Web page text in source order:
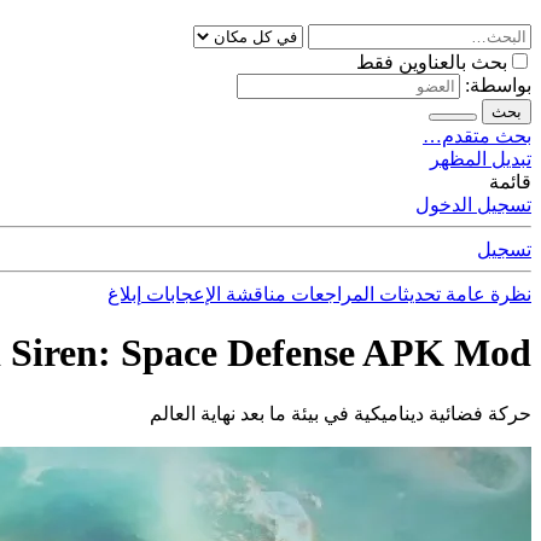
بحث بالعناوين فقط
بواسطة:
بحث
بحث متقدم…
تبديل المظهر
قائمة
تسجيل الدخول
تسجيل
نظرة عامة تحديثات المراجعات مناقشة الإعجابات إبلاغ
Siren: Space Defense APK Mod
حركة فضائية ديناميكية في بيئة ما بعد نهاية العالم